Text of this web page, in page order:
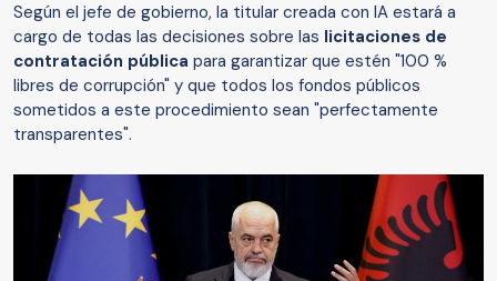
Según el jefe de gobierno, la titular creada con IA estará a
cargo de todas las decisiones sobre las licitaciones de
contratación pública para garantizar que estén "100 %
libres de corrupción" y que todos los fondos públicos
sometidos a este procedimiento sean "perfectamente
transparentes".